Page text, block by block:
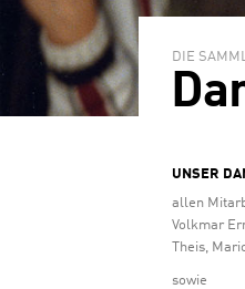
DIE
UNSER
allen
Volkmar
Theis,
sowie